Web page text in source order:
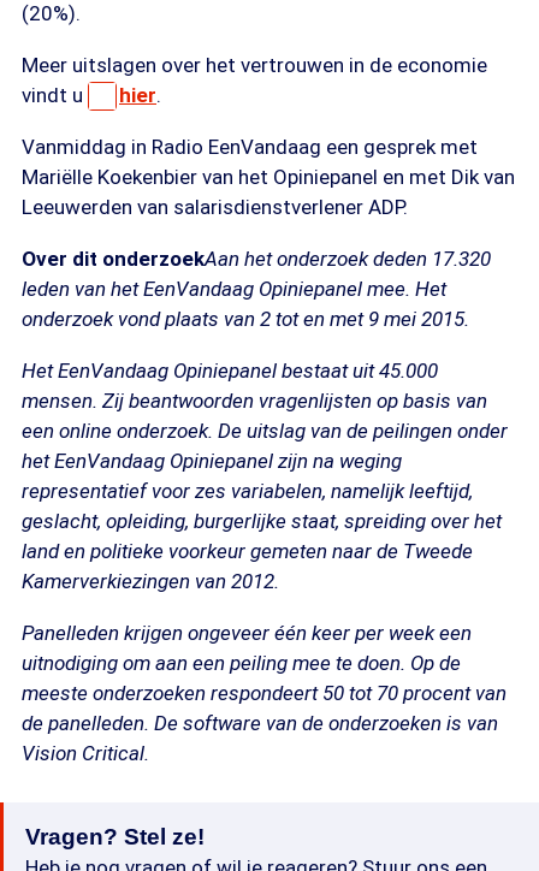
(20%).
Meer uitslagen over het vertrouwen in de economie
vindt u
hier.
Vanmiddag in Radio EenVandaag een gesprek met
Mariëlle Koekenbier van het Opiniepanel en met Dik van
Leeuwerden van salarisdienstverlener ADP.
Over dit onderzoekAan het onderzoek deden 17.320
leden van het EenVandaag Opiniepanel mee. Het
onderzoek vond plaats van 2 tot en met 9 mei 2015.
Het EenVandaag Opiniepanel bestaat uit 45.000
mensen. Zij beantwoorden vragenlijsten op basis van
een online onderzoek. De uitslag van de peilingen onder
het EenVandaag Opiniepanel zijn na weging
representatief voor zes variabelen, namelijk leeftijd,
geslacht, opleiding, burgerlijke staat, spreiding over het
land en politieke voorkeur gemeten naar de Tweede
Kamerverkiezingen van 2012.
Panelleden krijgen ongeveer één keer per week een
uitnodiging om aan een peiling mee te doen. Op de
meeste onderzoeken respondeert 50 tot 70 procent van
de panelleden. De software van de onderzoeken is van
Vision Critical.
Vragen? Stel ze!